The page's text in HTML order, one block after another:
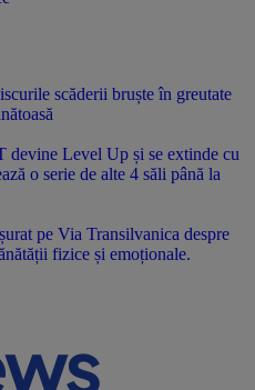
scăderii bruște în greutate
devine Level Up și se extinde cu
o serie de alte 4 săli până la
pe Via Transilvanica despre
fizice și emoționale.